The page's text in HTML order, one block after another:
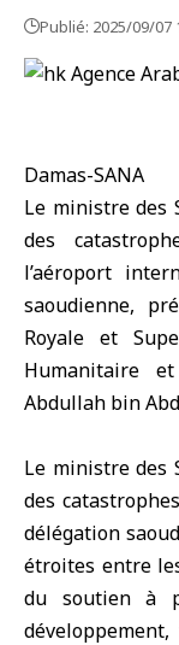
Publié: 2025/09/07
Damas-SANA
Le ministre des
des
l’aéroport
saoudienne,
Royale et
Humanitaire
Abdullah bin
Le ministre des
des
délégation
étroites entre
du soutien à